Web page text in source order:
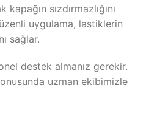
sızdırmazlığını
uygulama, lastiklerin
sağlar.
destek almanız gerekir.
uzman ekibimizle